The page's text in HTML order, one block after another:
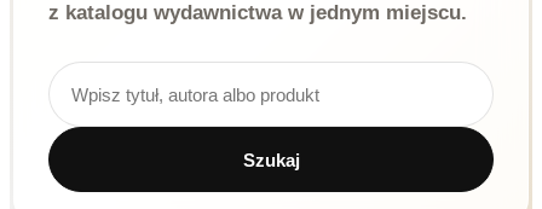
z katalogu wydawnictwa w jednym miejscu.
Wyszukiwarka produktów
Szukaj